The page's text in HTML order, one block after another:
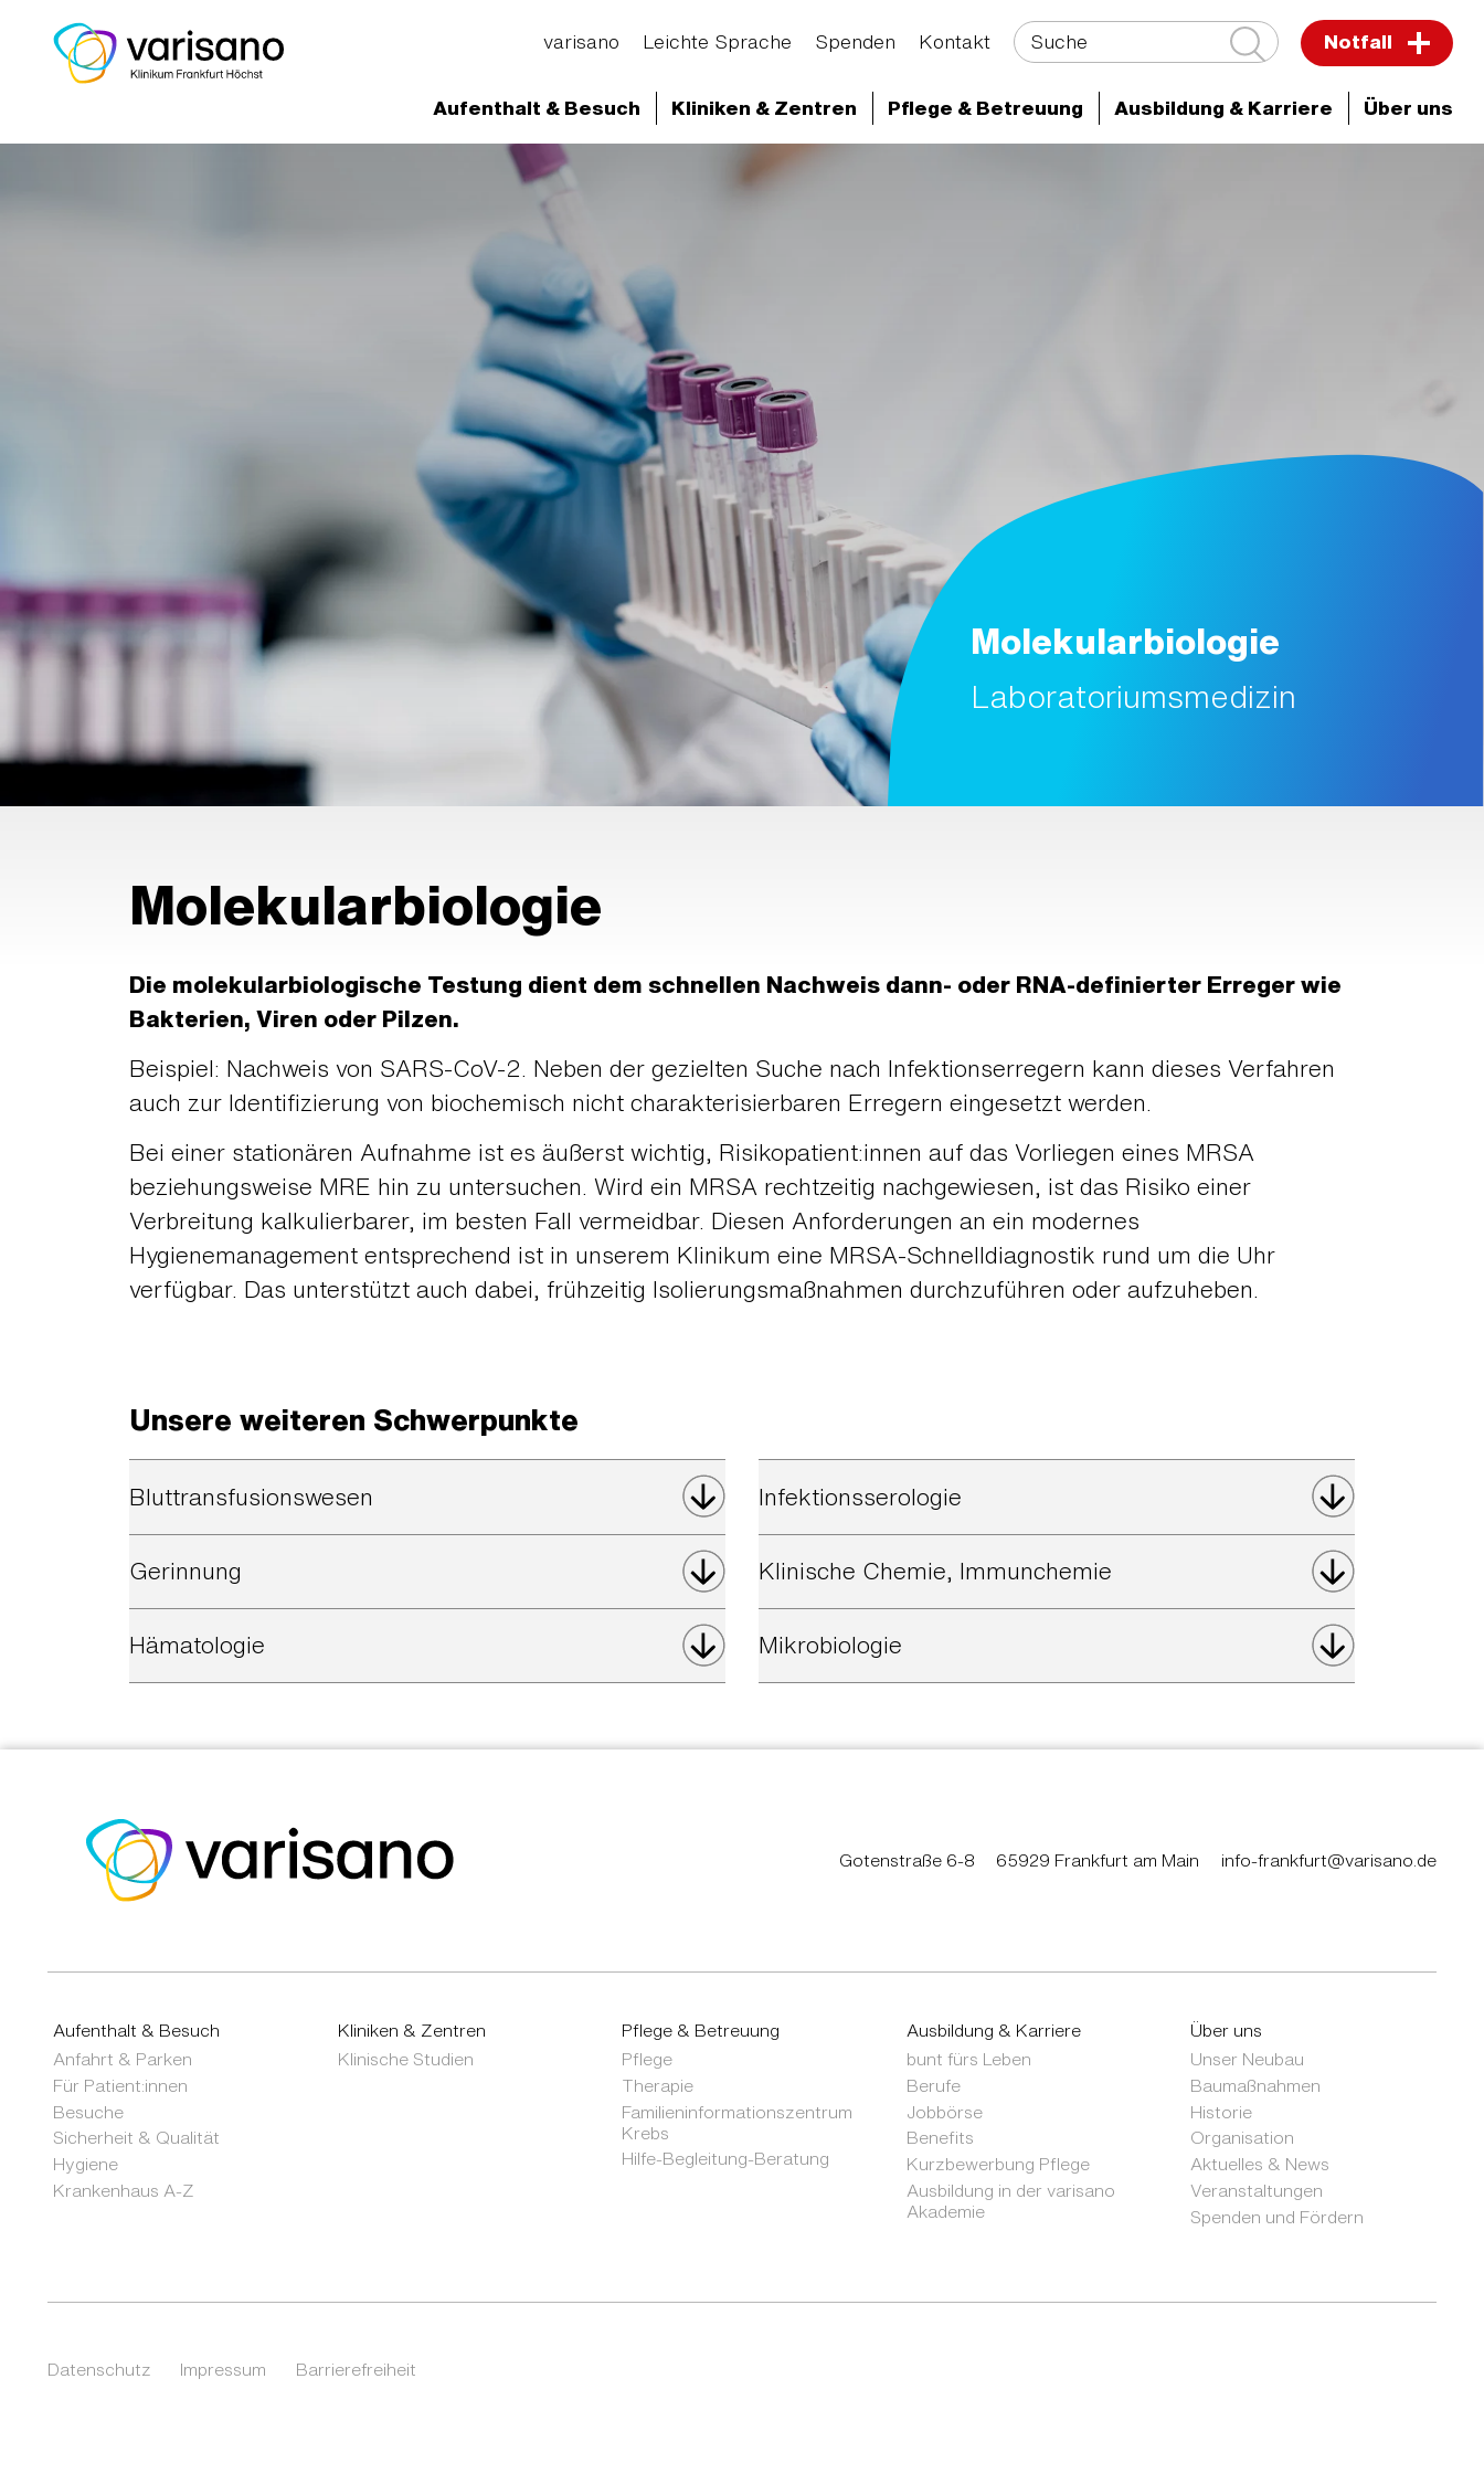
varisano Leichte Sprache Spenden Kontakt Suche Notfall
Aufenthalt & Besuch Kliniken & Zentren Pflege & Betreuung Ausbildung & Karriere Über uns
Medizinische Experten und Abteilungen Klinikum Frankfurt Höchst
Molekularbiologie
Laboratoriumsmedizin
Molekularbiologie
Die molekularbiologische Testung dient dem schnellen Nachweis dann- oder RNA-definierter Erreger wie
Bakterien, Viren oder Pilzen.
Beispiel: Nachweis von SARS-CoV-2. Neben der gezielten Suche nach Infektionserregern kann dieses Verfahren
auch zur Identifizierung von biochemisch nicht charakterisierbaren Erregern eingesetzt werden.
Bei einer stationären Aufnahme ist es äußerst wichtig, Risikopatient:innen auf das Vorliegen eines MRSA
beziehungsweise MRE hin zu untersuchen. Wird ein MRSA rechtzeitig nachgewiesen, ist das Risiko einer
Verbreitung kalkulierbarer, im besten Fall vermeidbar. Diesen Anforderungen an ein modernes
Hygienemanagement entsprechend ist in unserem Klinikum eine MRSA-Schnelldiagnostik rund um die Uhr
verfügbar. Das unterstützt auch dabei, frühzeitig Isolierungsmaßnahmen durchzuführen oder aufzuheben.
Unsere weiteren Schwerpunkte
Bluttransfusionswesen
Gerinnung
Hämatologie
Infektionsserologie
Klinische Chemie, Immunchemie
Mikrobiologie
Gotenstraße 6-8 65929 Frankfurt am Main info-frankfurt@varisano.de
Aufenthalt & Besuch
Anfahrt & Parken
Für Patient:innen
Besuche
Sicherheit & Qualität
Hygiene
Krankenhaus A-Z
Kliniken & Zentren
Klinische Studien
Pflege & Betreuung
Pflege
Therapie
Familieninformationszentrum
Krebs
Hilfe-Begleitung-Beratung
Ausbildung & Karriere
bunt fürs Leben
Berufe
Jobbörse
Benefits
Kurzbewerbung Pflege
Ausbildung in der varisano
Akademie
Über uns
Unser Neubau
Baumaßnahmen
Historie
Organisation
Aktuelles & News
Veranstaltungen
Spenden und Fördern
Datenschutz Impressum Barrierefreiheit